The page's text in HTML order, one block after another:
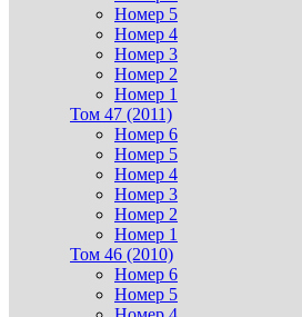
Номер 5
Номер 4
Номер 3
Номер 2
Номер 1
Том 47 (2011)
Номер 6
Номер 5
Номер 4
Номер 3
Номер 2
Номер 1
Том 46 (2010)
Номер 6
Номер 5